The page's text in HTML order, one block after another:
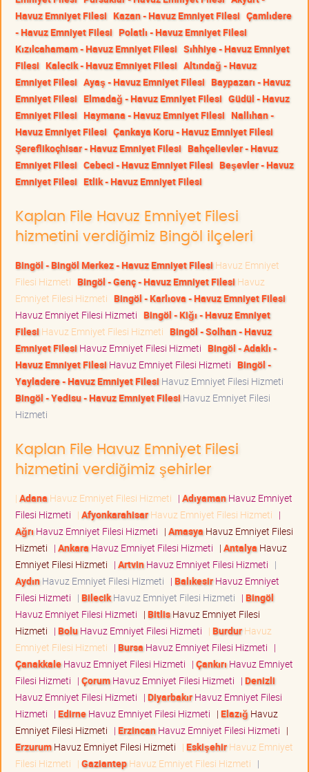
Havuz Emniyet Filesi Kazan - Havuz Emniyet Filesi Çamlıdere
- Havuz Emniyet Filesi Polatlı - Havuz Emniyet Filesi
Kızılcahamam - Havuz Emniyet Filesi Sıhhiye - Havuz Emniyet
Filesi Kalecik - Havuz Emniyet Filesi Altındağ - Havuz
Emniyet Filesi Ayaş - Havuz Emniyet Filesi Baypazarı - Havuz
Emniyet Filesi Elmadağ - Havuz Emniyet Filesi Güdül - Havuz
Emniyet Filesi Haymana - Havuz Emniyet Filesi Nallıhan -
Havuz Emniyet Filesi Çankaya Koru - Havuz Emniyet Filesi
Şereflikoçhisar - Havuz Emniyet Filesi Bahçelievler - Havuz
Emniyet Filesi Cebeci - Havuz Emniyet Filesi Beşevler - Havuz
Emniyet Filesi Etlik - Havuz Emniyet Filesi
Kaplan File Havuz Emniyet Filesi
hizmetini verdiğimiz Bingöl ilçeleri
Bingöl - Bingöl Merkez - Havuz Emniyet Filesi Havuz Emniyet
Filesi Hizmeti Bingöl - Genç - Havuz Emniyet Filesi Havuz
Emniyet Filesi Hizmeti Bingöl - Karlıova - Havuz Emniyet Filesi
Havuz Emniyet Filesi Hizmeti Bingöl - Kiğı - Havuz Emniyet
Filesi Havuz Emniyet Filesi Hizmeti Bingöl - Solhan - Havuz
Emniyet Filesi Havuz Emniyet Filesi Hizmeti Bingöl - Adaklı -
Havuz Emniyet Filesi Havuz Emniyet Filesi Hizmeti Bingöl -
Yayladere - Havuz Emniyet Filesi Havuz Emniyet Filesi Hizmeti
Bingöl - Yedisu - Havuz Emniyet Filesi Havuz Emniyet Filesi
Hizmeti
Kaplan File Havuz Emniyet Filesi
hizmetini verdiğimiz şehirler
| Adana Havuz Emniyet Filesi Hizmeti | AdıyamanHavuz Emniyet
Filesi Hizmeti | AfyonkarahisarHavuz Emniyet Filesi Hizmeti |
Ağrı Havuz Emniyet Filesi Hizmeti | Amasya Havuz Emniyet Filesi
Hizmeti | Ankara Havuz Emniyet Filesi Hizmeti | Antalya Havuz
Emniyet Filesi Hizmeti | ArtvinHavuz Emniyet Filesi Hizmeti |
AydınHavuz Emniyet Filesi Hizmeti | BalıkesirHavuz Emniyet
Filesi Hizmeti | BilecikHavuz Emniyet Filesi Hizmeti | Bingöl
Havuz Emniyet Filesi Hizmeti | BitlisHavuz Emniyet Filesi
Hizmeti | BoluHavuz Emniyet Filesi Hizmeti | BurdurHavuz
Emniyet Filesi Hizmeti | Bursa Havuz Emniyet Filesi Hizmeti |
ÇanakkaleHavuz Emniyet Filesi Hizmeti | Çankırı Havuz Emniyet
Filesi Hizmeti | ÇorumHavuz Emniyet Filesi Hizmeti | Denizli
Havuz Emniyet Filesi Hizmeti | DiyarbakırHavuz Emniyet Filesi
Hizmeti | EdirneHavuz Emniyet Filesi Hizmeti | Elazığ Havuz
Emniyet Filesi Hizmeti | ErzincanHavuz Emniyet Filesi Hizmeti |
ErzurumHavuz Emniyet Filesi Hizmeti | EskişehirHavuz Emniyet
Filesi Hizmeti | GaziantepHavuz Emniyet Filesi Hizmeti |